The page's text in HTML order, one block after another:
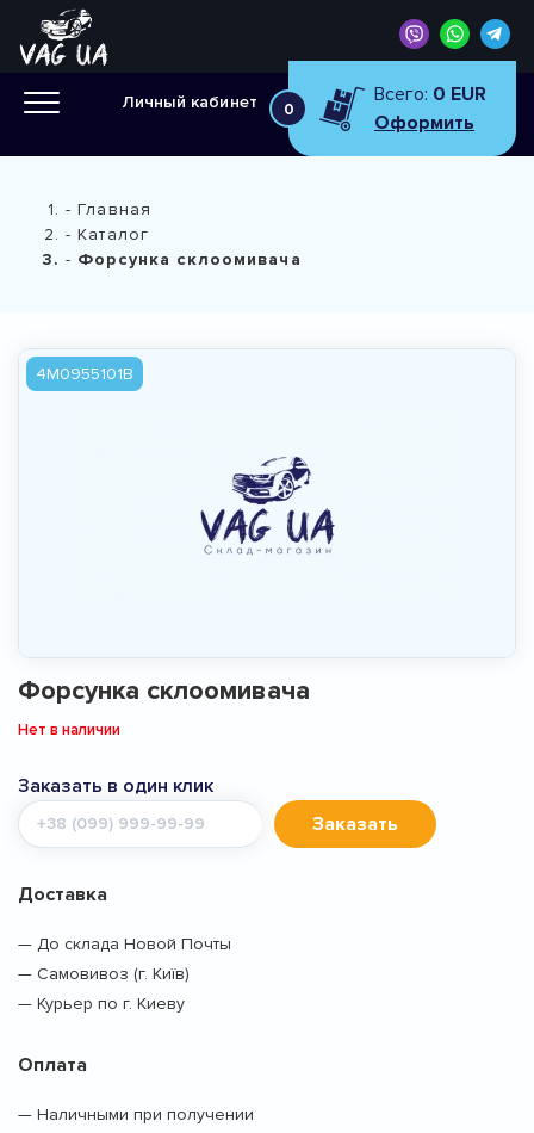
Личный кабинет 0
Всего: 0 EUR
Оформить
Главная
Каталог
Форсунка склоомивача
4M0955101B
Форсунка склоомивача
Нет в наличии
Заказать в один клик
Мобильный
телефон
Заказать
Доставка
— До склада Новой Почты
— Самовивоз (г. Київ)
— Курьер по г. Киеву
Оплата
— Наличными при получении